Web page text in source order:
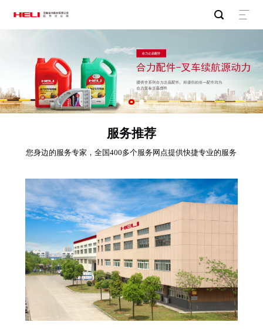
服务推荐
您身边的服务专家，全国400多个服务网点提供快捷专业的服务